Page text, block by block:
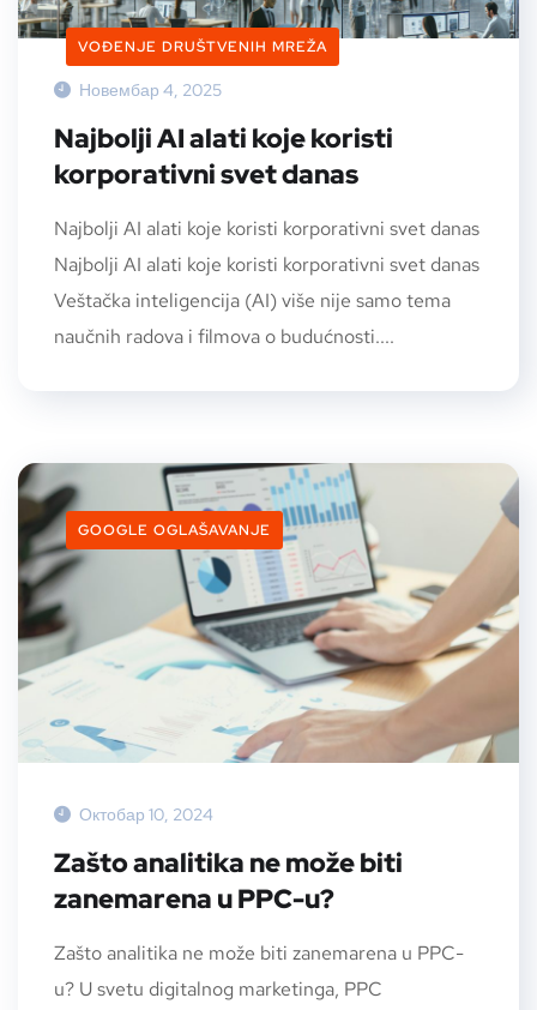
VOĐENJE DRUŠTVENIH MREŽA
Новембар 4, 2025
Najbolji AI alati koje koristi
korporativni svet danas
Najbolji AI alati koje koristi korporativni svet danas
Najbolji AI alati koje koristi korporativni svet danas
Veštačka inteligencija (AI) više nije samo tema
naučnih radova i filmova o budućnosti....
GOOGLE OGLAŠAVANJE
Октобар 10, 2024
Zašto analitika ne može biti
zanemarena u PPC-u?
Zašto analitika ne može biti zanemarena u PPC-
u? U svetu digitalnog marketinga, PPC